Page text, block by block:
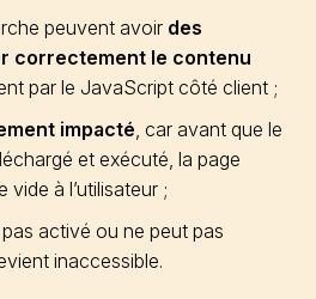
peuvent avoir des
correctement le contenu
par le JavaScript côté client ;
impacté, car avant que le
et exécuté, la page
vide à l’utilisateur ;
activé ou ne peut pas
inaccessible.